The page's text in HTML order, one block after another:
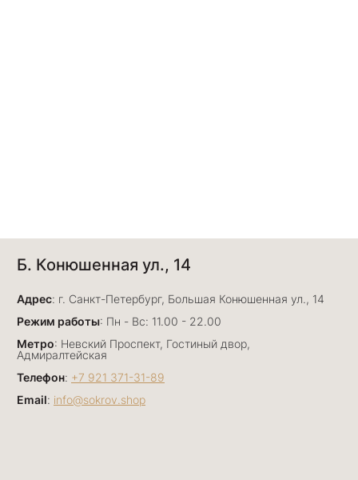
Б. Конюшенная ул., 14
Адрес: г. Санкт-Петербург, Большая Конюшенная ул., 14
Режим работы: Пн - Вс: 11.00 - 22.00
Метро: Невский Проспект, Гостиный двор,
Адмиралтейская
Телефон: +7 921 371-31-89
Email: info@sokrov.shop